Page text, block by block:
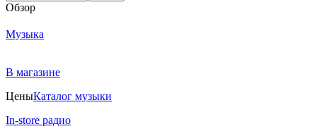
Обзор
Музыка
В магазине
ЦеныКаталог музыки
In-store радио